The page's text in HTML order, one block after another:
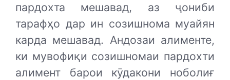
пардохта мешавад, аз ҷониби
тарафҳо дар ин созишнома муайян
карда мешавад. Андозаи алименте,
ки мувофиқи созишномаи пардохти
алимент барои кӯдакони ноболиғ